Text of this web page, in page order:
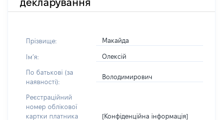
декларування
Прізвище: Макайда
Імʼя: Олексій
По батькові (за
наявності):
Володимирович
Реєстраційний
номер облікової
картки платника
[Конфіденційна інформація]